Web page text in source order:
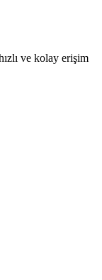
ve kolay erişim